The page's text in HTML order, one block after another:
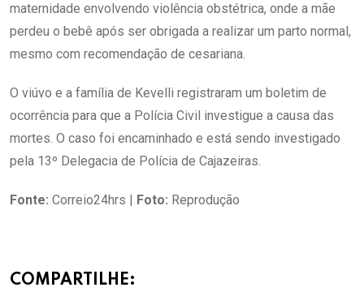
maternidade envolvendo violência obstétrica, onde a mãe
perdeu o bebê após ser obrigada a realizar um parto normal,
mesmo com recomendação de cesariana.
O viúvo e a família de Kevelli registraram um boletim de
ocorrência para que a Polícia Civil investigue a causa das
mortes. O caso foi encaminhado e está sendo investigado
pela 13º Delegacia de Polícia de Cajazeiras.
Fonte: Correio24hrs | Foto: Reprodução
COMPARTILHE: